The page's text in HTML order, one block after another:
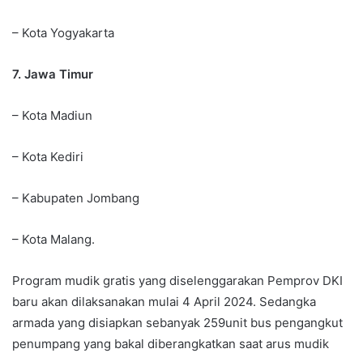
– Kota Yogyakarta
7. Jawa Timur
– Kota Madiun
– Kota Kediri
– Kabupaten Jombang
– Kota Malang.
Program mudik gratis yang diselenggarakan Pemprov DKI
baru akan dilaksanakan mulai 4 April 2024. Sedangka
armada yang disiapkan sebanyak 259unit bus pengangkut
penumpang yang bakal diberangkatkan saat arus mudik